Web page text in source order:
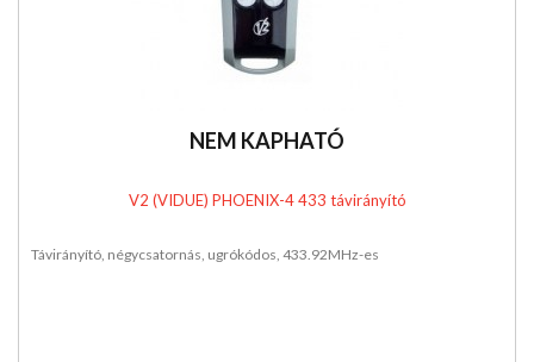
NEM KAPHATÓ
V2 (VIDUE) PHOENIX-4 433 távirányító
Távirányító, négycsatornás, ugrókódos, 433.92MHz-es